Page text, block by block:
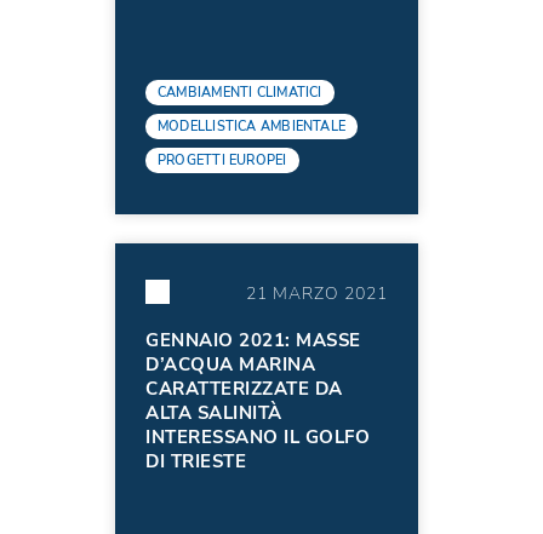
CAMBIAMENTI CLIMATICI
MODELLISTICA AMBIENTALE
PROGETTI EUROPEI
21 MARZO 2021
GENNAIO 2021: MASSE
D’ACQUA MARINA
CARATTERIZZATE DA
ALTA SALINITÀ
INTERESSANO IL GOLFO
DI TRIESTE